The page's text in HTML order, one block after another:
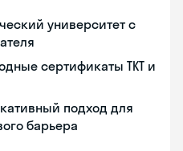
университет с
сертификаты TKT и
подход для
барьера